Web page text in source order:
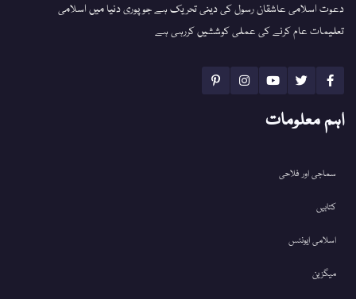
دعوت اسلامی عاشقان رسول کی دینی تحریک ہے جو پوری دنیا میں اسلامی
تعلیمات عام کرنے کی عملی کوششیں کررہی ہے
اہم معلومات
سماجی اور فلاحی
کتابیں
اسلامی ایونٹس
میگزین